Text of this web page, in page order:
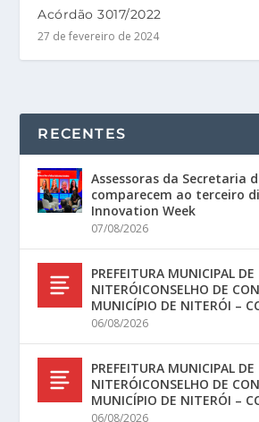
Acórdão 3017/2022
27 de fevereiro de 2024
RECENTES
Assessoras da Secretaria
comparecem ao terceiro
Innovation Week
07/08/2026
PREFEITURA MUNICIPAL DE
NITERÓICONSELHO DE
MUNICÍPIO DE NITERÓI –
06/08/2026
PREFEITURA MUNICIPAL DE
NITERÓICONSELHO DE
MUNICÍPIO DE NITERÓI –
06/08/2026